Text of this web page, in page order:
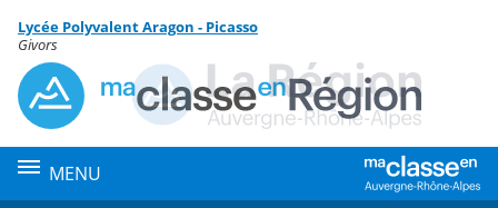
Menu de la rubrique
Contenu
Lycée Polyvalent Aragon - Picasso
Givors
MENU